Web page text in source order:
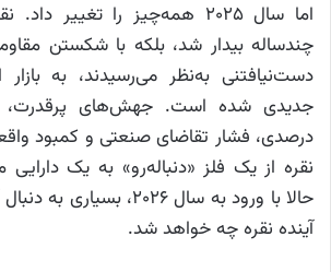
اما سال ۲۰۲۵ همه‌چیز را تغییر
چندساله بیدار شد، بلکه با شکستن
دست‌نیافتنی به‌نظر می‌رسیدند، به بازار
درصدی، فشار تقاضای صنعتی و کمبود
نقره از یک فلز «دنباله‌رو» به یک
حالا با ورود به سال ۲۰۲۶،
آینده نقره چه خواهد شد.